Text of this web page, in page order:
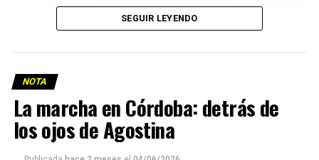
Viaje a la vida en el Delta: Y la nave
SEGUIR LEYENDO
NOTA
La marcha en Córdoba: detrás de
los ojos de Agostina